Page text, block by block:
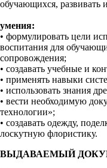
обучающихся, развивать
умения:
• формулировать цели
воспитания для
сопровождения;
• создавать учебные и
• применять навыки
• использовать знания
• вести необходимую
технологии»;
• создавать одежду,
лоскутную флористику.
ВЫДАВАЕМЫЙ